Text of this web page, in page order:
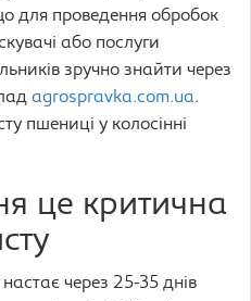
для проведення обробок
або послуги
зручно знайти через
agrospravka.com.ua.
пшениці у колосінні
це критична
через 25-35 днів